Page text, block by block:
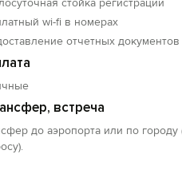
«Платов» - 30,8 км.
у нас -
стойка регистрации
wi-fi в номерах
отчетных документов
встреча
до аэропорта или по городу